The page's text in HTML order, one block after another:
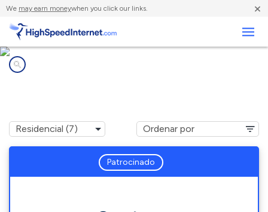
We may earn moneywhen you click our links. ×
Patrocinado